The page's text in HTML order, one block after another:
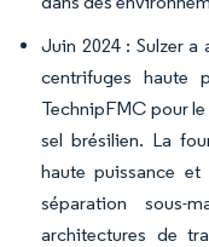
Juin 2024 : Sulzer
centrifuges haute
TechnipFMC pour
sel brésilien. La
haute puissance
séparation sous-
architectures de